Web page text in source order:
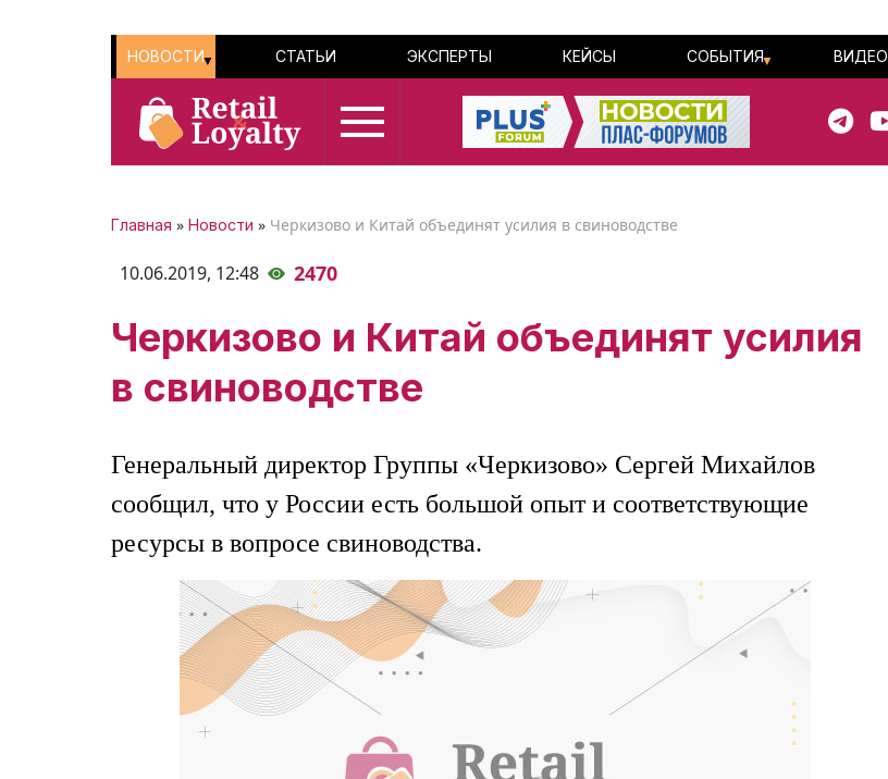
НОВОСТИ СТАТЬИ ЭКСПЕРТЫ КЕЙСЫ СОБЫТИЯ ВИДЕО
Главная » Новости » Черкизово и Китай объединят усилия в свиноводстве
10.06.2019, 12:48 2470
Черкизово и Китай объединят усилия
в свиноводстве
Генеральный директор Группы «Черкизово» Сергей Михайлов
сообщил, что у России есть большой опыт и соответствующие
ресурсы в вопросе свиноводства.